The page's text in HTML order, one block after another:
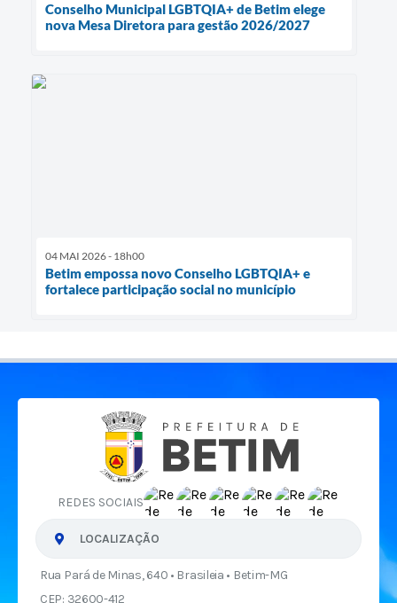
Conselho Municipal LGBTQIA+ de Betim elege
nova Mesa Diretora para gestão 2026/2027
04 MAI 2026 - 18h00
Betim empossa novo Conselho LGBTQIA+ e
fortalece participação social no município
REDES SOCIAIS
LOCALIZAÇÃO
Rua Pará de Minas, 640 • Brasileia • Betim-MG
CEP: 32600-412